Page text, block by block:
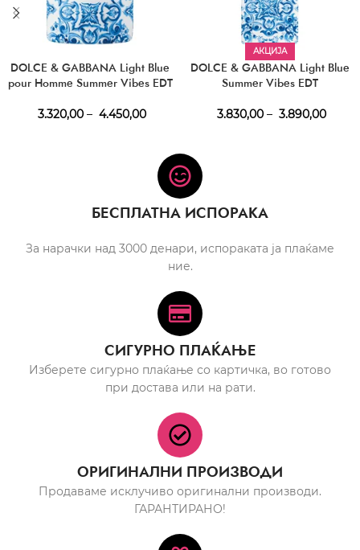
DOLCE & GABBANA Light Blue
pour Homme Summer Vibes EDT
3.320,00 – 4.450,00
АКЦИЈА
DOLCE & GABBANA Light Blue
Summer Vibes EDT
3.830,00 – 3.890,00
БЕСПЛАТНА ИСПОРАКА
За нарачки над 3000 денари, испораката ја плаќаме
ние.
СИГУРНО ПЛАЌАЊЕ
Изберете сигурно плаќање со картичка, во готово
при достава или на рати.
ОРИГИНАЛНИ ПРОИЗВОДИ
Продаваме исклучиво оригинални производи.
ГАРАНТИРАНО!